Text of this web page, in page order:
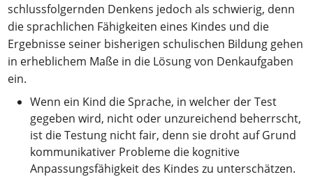
schlussfolgernden Denkens jedoch als schwierig, denn
die sprachlichen Fähigkeiten eines Kindes und die
Ergebnisse seiner bisherigen schulischen Bildung gehen
in erheblichem Maße in die Lösung von Denkaufgaben
ein.
Wenn ein Kind die Sprache, in welcher der Test
gegeben wird, nicht oder unzureichend beherrscht,
ist die Testung nicht fair, denn sie droht auf Grund
kommunikativer Probleme die kognitive
Anpassungsfähigkeit des Kindes zu unterschätzen.